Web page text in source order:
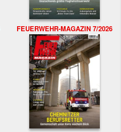
FEUERWEHR-MAGAZIN 7/2026